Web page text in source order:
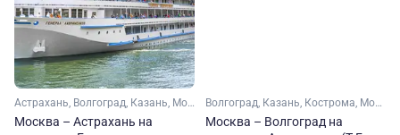
Астрахань, Волгоград, Казань, Москва, Нижний Новгород, Самара, Саратов, Ульяновск, Ярославль, Углич
Москва – Астрахань на
Волгоград, Казань, Кострома, Москва, Нижний Новгород, Самара, Саратов, Ярославль, Углич, Плес, Тетюши, Болгар
Москва – Волгоград на